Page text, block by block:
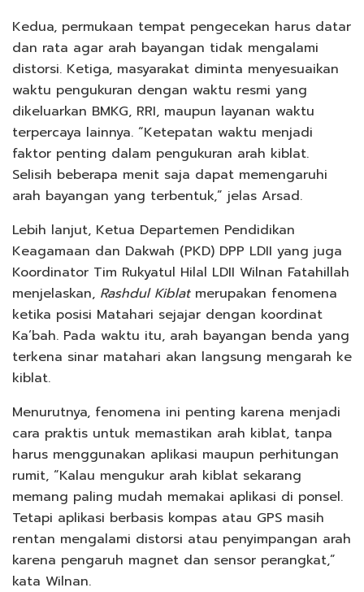
Kedua, permukaan tempat pengecekan harus datar
dan rata agar arah bayangan tidak mengalami
distorsi. Ketiga, masyarakat diminta menyesuaikan
waktu pengukuran dengan waktu resmi yang
dikeluarkan BMKG, RRI, maupun layanan waktu
terpercaya lainnya. “Ketepatan waktu menjadi
faktor penting dalam pengukuran arah kiblat.
Selisih beberapa menit saja dapat memengaruhi
arah bayangan yang terbentuk,” jelas Arsad.
Lebih lanjut, Ketua Departemen Pendidikan
Keagamaan dan Dakwah (PKD) DPP LDII yang juga
Koordinator Tim Rukyatul Hilal LDII Wilnan Fatahillah
menjelaskan, Rashdul Kiblatmerupakan fenomena
ketika posisi Matahari sejajar dengan koordinat
Ka’bah. Pada waktu itu, arah bayangan benda yang
terkena sinar matahari akan langsung mengarah ke
kiblat.
Menurutnya, fenomena ini penting karena menjadi
cara praktis untuk memastikan arah kiblat, tanpa
harus menggunakan aplikasi maupun perhitungan
rumit, “Kalau mengukur arah kiblat sekarang
memang paling mudah memakai aplikasi di ponsel.
Tetapi aplikasi berbasis kompas atau GPS masih
rentan mengalami distorsi atau penyimpangan arah
karena pengaruh magnet dan sensor perangkat,”
kata Wilnan.